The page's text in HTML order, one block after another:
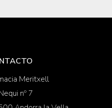
Meritxell
nº 7